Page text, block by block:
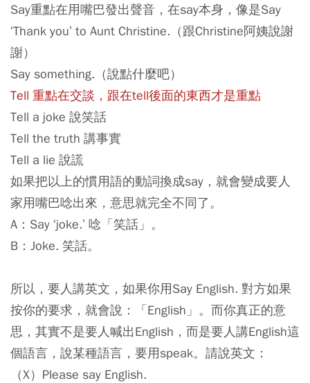
Say重點在用嘴巴發出聲音，在say本身，像是Say
‘Thank you’ to Aunt Christine.（跟Christine阿姨說謝
謝）
Say something.（說點什麼吧）
Tell 重點在交談，跟在tell後面的東西才是重點
Tell a joke 說笑話
Tell the truth 講事實
Tell a lie 說謊
如果把以上的慣用語的動詞換成say，就會變成要人
家用嘴巴唸出來，意思就完全不同了。
A：Say ‘joke.’ 唸「笑話」。
B：Joke. 笑話。
所以，要人講英文，如果你用Say English. 對方如果
按你的要求，就會說：「English」。而你真正的意
思，其實不是要人喊出English，而是要人講English這
個語言，說某種語言，要用speak。請說英文：
（X）Please say English.